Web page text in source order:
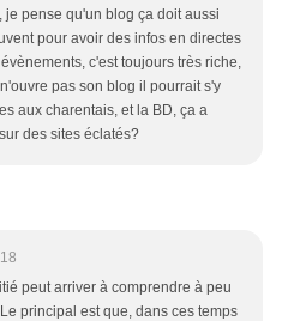
je pense qu'un blog ça doit aussi
pour avoir des infos en directes
c'est toujours très riche,
pas son blog il pourrait s'y
aux charentais, et la BD, ça a
des sites éclatés?
peut arriver à comprendre à peu
principal est que, dans ces temps